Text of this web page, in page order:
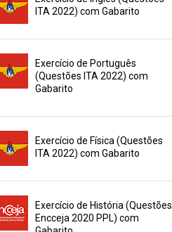
ITA 2022) com Gabarito
Exercício de Português
(Questões ITA 2022) com
Gabarito
Exercício de Física (Questões
ITA 2022) com Gabarito
Exercício de História (Questões
Encceja 2020 PPL) com